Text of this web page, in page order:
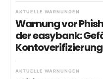
AKTUELLE WARNUNGEN
Warnung vor
der easybank:
AKTUELLE WARNUNGEN